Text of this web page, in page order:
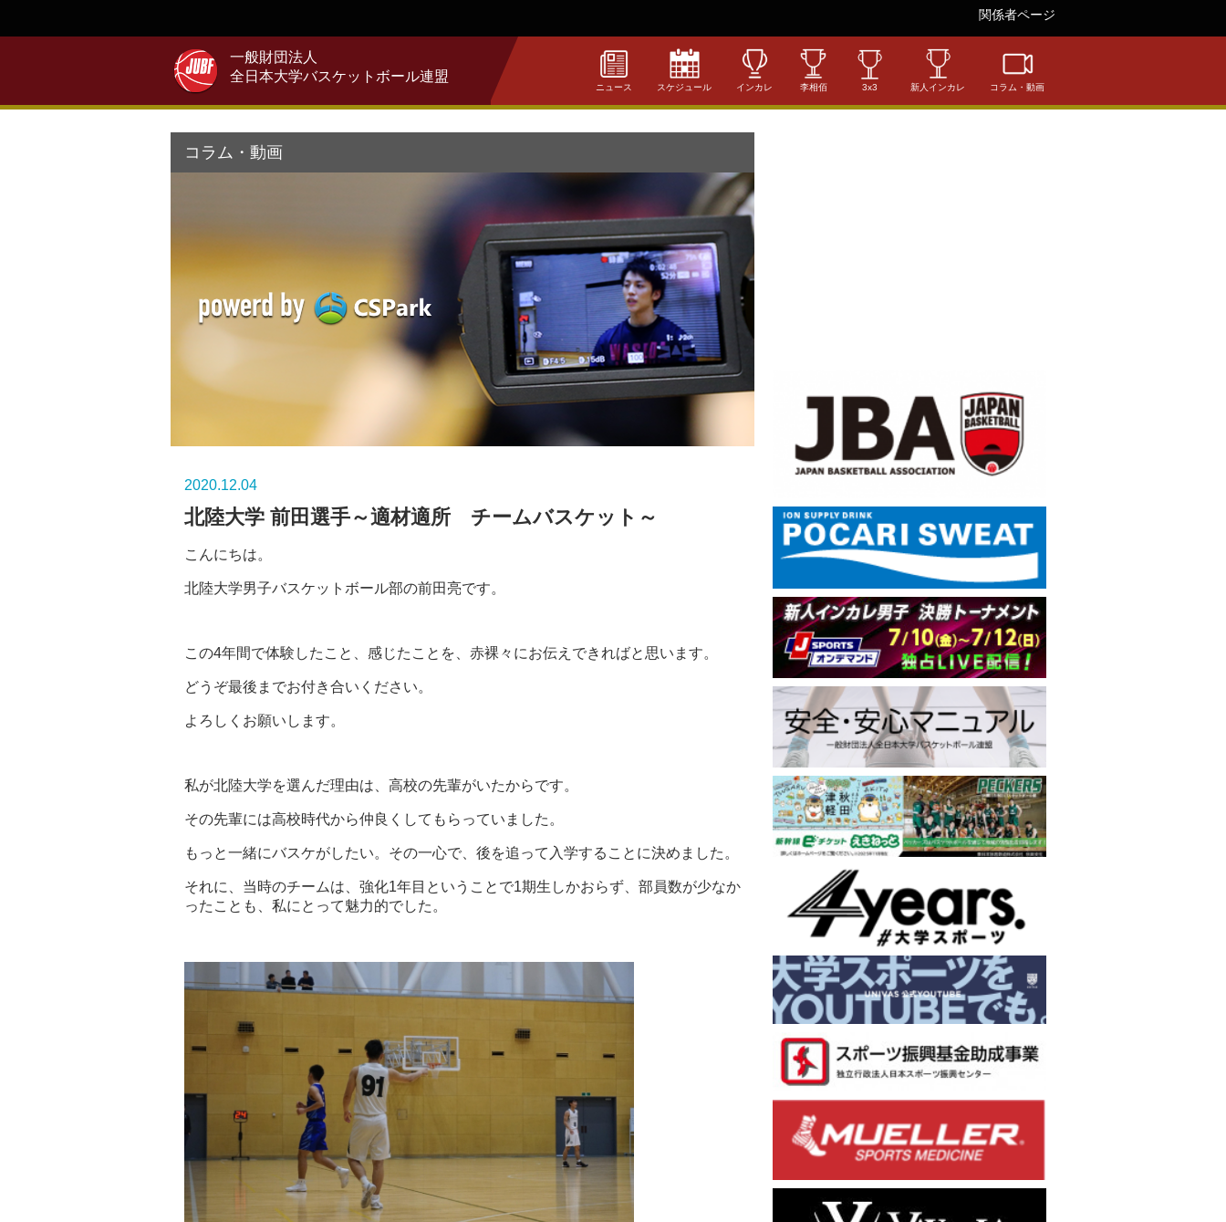
関係者ページ
一般財団法人
全日本大学バスケットボール連盟
ニュース スケジュール インカレ 李相佰 3x3 新人インカレ コラム・動画
コラム・動画
2020.12.04
北陸大学 前田選手～適材適所 チームバスケット～
こんにちは。
北陸大学男子バスケットボール部の前田亮です。
この4年間で体験したこと、感じたことを、赤裸々にお伝えできればと思います。
どうぞ最後までお付き合いください。
よろしくお願いします。
私が北陸大学を選んだ理由は、高校の先輩がいたからです。
その先輩には高校時代から仲良くしてもらっていました。
もっと一緒にバスケがしたい。その一心で、後を追って入学することに決めました。
それに、当時のチームは、強化1年目ということで1期生しかおらず、部員数が少なか
ったことも、私にとって魅力的でした。